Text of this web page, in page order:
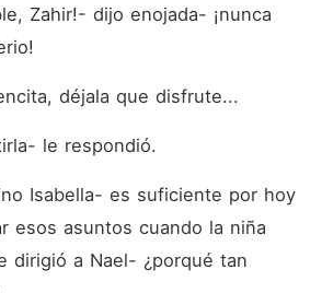
Zahir!- dijo enojada- ¡nunca
déjala que disfrute...
le respondió.
Isabella- es suficiente por hoy
esos asuntos cuando la niña
dirigió a Nael- ¿porqué tan